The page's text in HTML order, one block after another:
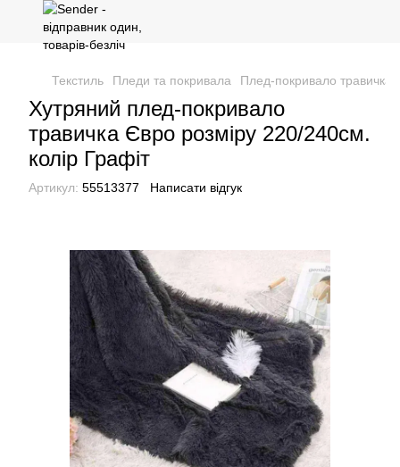
Текстиль Пледи та покривала Плед-покривало травичка
Хутряний плед-покривало
травичка Євро розміру 220/240см.
колір Графіт
Артикул: 55513377 Написати відгук